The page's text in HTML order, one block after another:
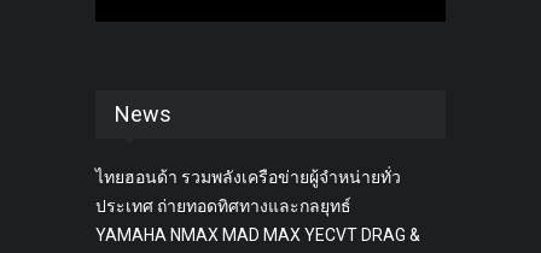
News
ไทยฮอนด้า รวมพลังเครือข่ายผู้จำหน่ายทั่ว
ประเทศ ถ่ายทอดทิศทางและกลยุทธ์
YAMAHA NMAX MAD MAX YECVT DRAG &